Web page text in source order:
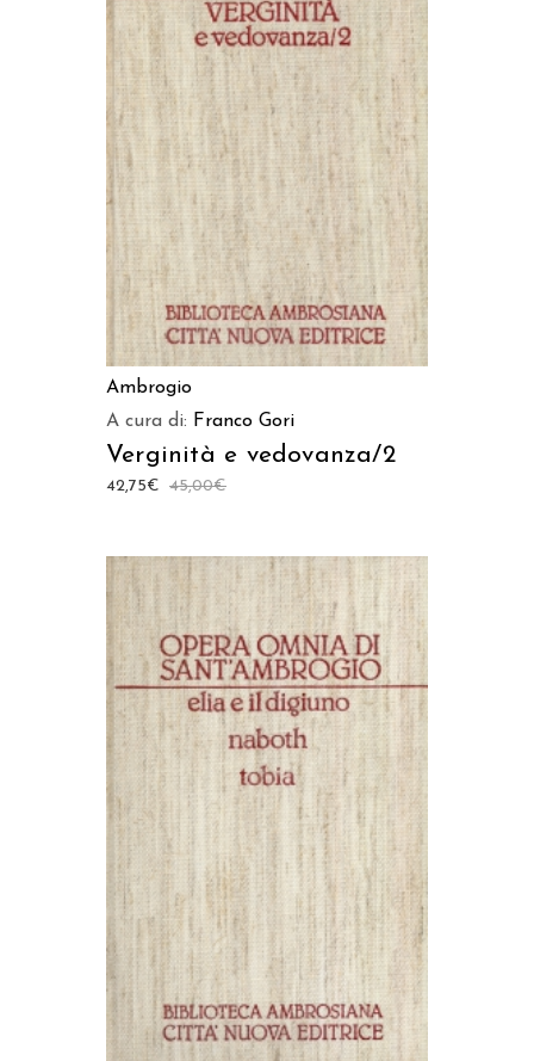
AGGIUNGI AL CARRELLO
Ambrogio
A cura di: Franco Gori
Verginità e vedovanza/2
45,00€
42,75€
AGGIUNGI AL CARRELLO